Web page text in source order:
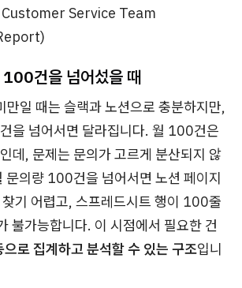
Service Team
건을 넘어섰을 때
일 때는 슬랙과 노션으로 충분하지만,
을 넘어서면 달라집니다. 월 100건은
데, 문제는 문의가 고르게 분산되지 않
문의량 100건을 넘어서면 노션 페이지
기 어렵고, 스프레드시트 행이 100줄
불가능합니다. 이 시점에서 필요한 건
로 집계하고 분석할 수 있는 구조입니